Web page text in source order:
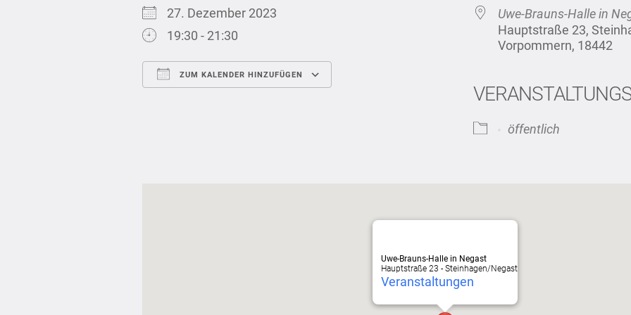
27. Dezember 2023
19:30 - 21:30
ZUM KALENDER HINZUFÜGEN
iCalendar
Uwe-Brauns-Halle in
Hauptstraße 23,
Vorpommern, 18442
öffentlich
Uwe-Brauns-Halle in Negast
Hauptstraße 23 - Steinhagen/Negast
Veranstaltungen